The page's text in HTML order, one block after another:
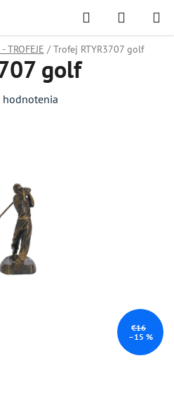
Hľadať
KOŠÍK
TROFEJE / Trofej RTYR3707 golf
golf
hodnotenia
€16
–15 %